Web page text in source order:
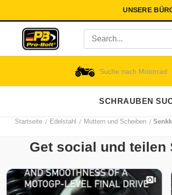
UNSERE
Suche nach Motorrad:
SCHRAUBEN
Startseite Edelstahl Muttern und Scheiben
Get social und teilen